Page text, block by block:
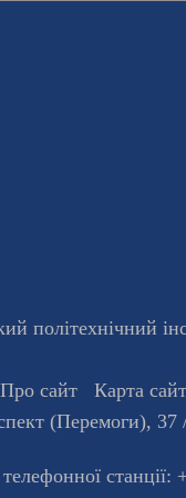
політехнічний
Про сайт Карта
(Перемоги), 37
станцiї: